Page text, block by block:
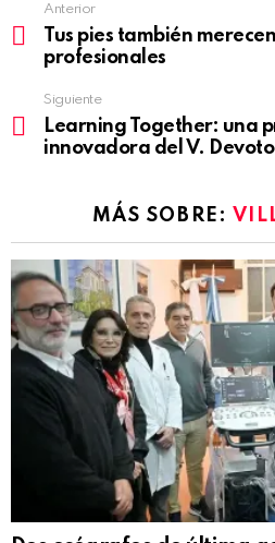
See
more
Anterior
Tus pies también
profesionales
Siguiente
Learning Together: una
innovadora del V. Devoto
MÁS SOBRE: